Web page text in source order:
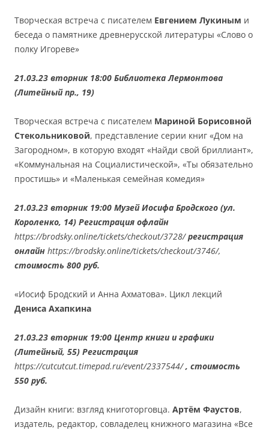
Творческая встреча с писателем Евгением Лукиным и
беседа о памятнике древнерусской литературы «Слово о
полку Игореве»
21.03.23 вторник 18:00 Библиотека Лермонтова
(Литейный пр., 19)
Творческая встреча с писателем Мариной Борисовной
Стекольниковой, представление серии книг «Дом на
Загородном», в которую входят «Найди свой бриллиант»,
«Коммунальная на Социалистической», «Ты обязательно
простишь» и «Маленькая семейная комедия»
21.03.23 вторник 19:00 Музей Иосифа Бродского (ул.
Короленко, 14) Регистрация офлайн
https://brodsky.online/tickets/checkout/3728/регистрация
онлайн https://brodsky.online/tickets/checkout/3746/,
стоимость 800 руб.
«Иосиф Бродский и Анна Ахматова». Цикл лекций
Дениса Ахапкина
21.03.23 вторник 19:00 Центр книги и графики
(Литейный, 55) Регистрация
https://cutcutcut.timepad.ru/event/2337544/, стоимость
550 руб.
Дизайн книги: взгляд книготорговца. Артём Фаустов,
издатель, редактор, совладелец книжного магазина «Все